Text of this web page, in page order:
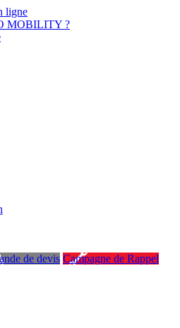
ligne
MOBILITY ?
de devis Campagne de Rappel